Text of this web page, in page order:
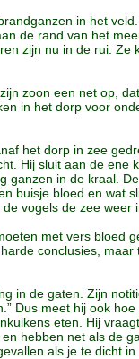
in het
de rand van het
zijn nu in de rui.
zoon een net op,
in het dorp voor
het dorp in zee
Hij sluit aan de
in de kraal.
buisje bloed en wat
vogels de zee weer
met vers bloed
conclusies,
in de gaten. Zijn
Dus meet hij ook
eten. Hij
hebben net als de
als je te dicht